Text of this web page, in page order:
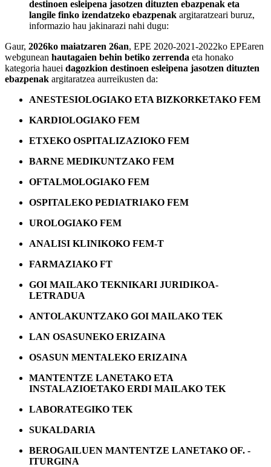
destinoen esleipena jasotzen dituzten ebazpenak eta
langile finko izendatzeko ebazpenak argitaratzeari buruz,
informazio hau jakinarazi nahi dugu:
Gaur, 2026ko maiatzaren 26an, EPE 2020-2021-2022ko EPEaren
webgunean hautagaien behin betiko zerrenda eta honako
kategoria hauei dagozkion destinoen esleipena jasotzen dituzten
ebazpenak argitaratzea aurreikusten da:
ANESTESIOLOGIAKO ETA BIZKORKETAKO FEM
KARDIOLOGIAKO FEM
ETXEKO OSPITALIZAZIOKO FEM
BARNE MEDIKUNTZAKO FEM
OFTALMOLOGIAKO FEM
OSPITALEKO PEDIATRIAKO FEM
UROLOGIAKO FEM
ANALISI KLINIKOKO FEM-T
FARMAZIAKO FT
GOI MAILAKO TEKNIKARI JURIDIKOA-
LETRADUA
ANTOLAKUNTZAKO GOI MAILAKO TEK
LAN OSASUNEKO ERIZAINA
OSASUN MENTALEKO ERIZAINA
MANTENTZE LANETAKO ETA
INSTALAZIOETAKO ERDI MAILAKO TEK
LABORATEGIKO TEK
SUKALDARIA
BEROGAILUEN MANTENTZE LANETAKO OF. -
ITURGINA